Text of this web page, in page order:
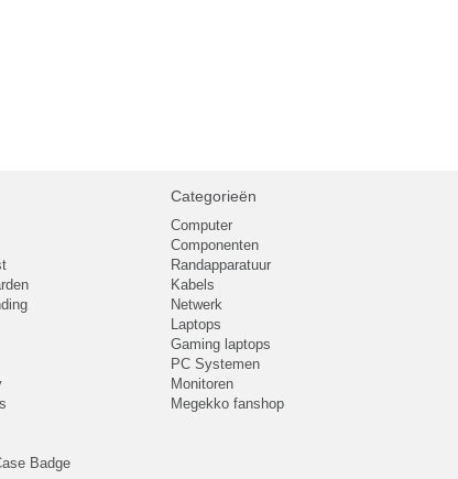
Badge
Categorieën
Computer
Componenten
Randapparatuur
Kabels
Netwerk
Laptops
Gaming laptops
PC Systemen
Monitoren
Megekko fanshop